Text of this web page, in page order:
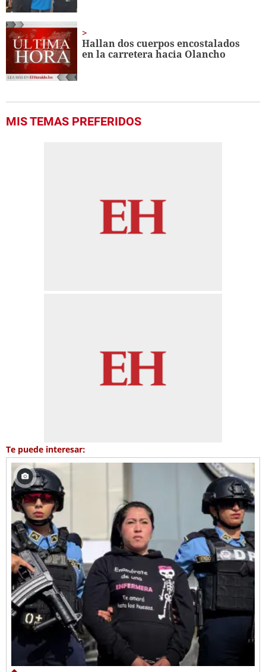
Hallan dos cuerpos encostalados
en la carretera hacia Olancho
MIS TEMAS PREFERIDOS
Te puede interesar: